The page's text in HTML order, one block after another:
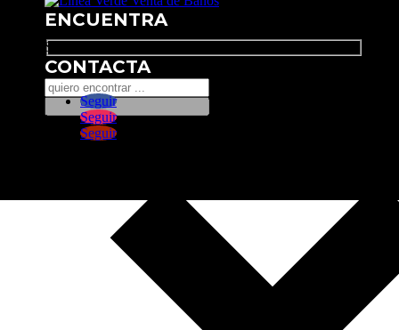
ENCUENTRA
Search
CONTACTA
Seguir
Seguir
Seguir